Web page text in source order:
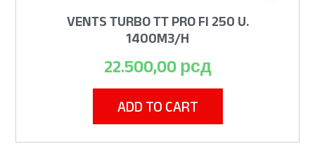
VENTS TURBO TT PRO FI 250 U.
1400M3/H
22.500,00 рсд
ADD TO CART